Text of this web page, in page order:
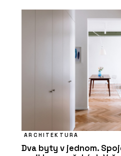
ARCHITEKTURA
Dva byty v jednom.